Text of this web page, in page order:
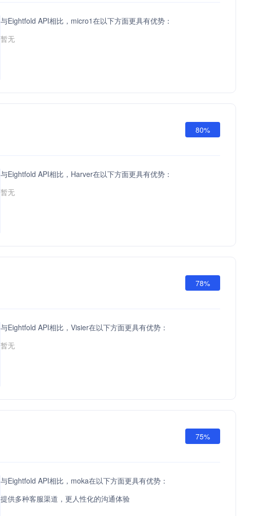
与Eightfold API相比，micro1在以下方面更具有优势：
暂无
80%
与Eightfold API相比，Harver在以下方面更具有优势：
暂无
78%
与Eightfold API相比，Visier在以下方面更具有优势：
暂无
75%
与Eightfold API相比，moka在以下方面更具有优势：
提供多种客服渠道，更人性化的沟通体验